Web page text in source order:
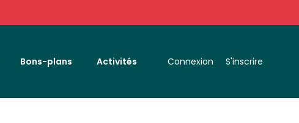
Bons-plans Activités Connexion S'inscrire